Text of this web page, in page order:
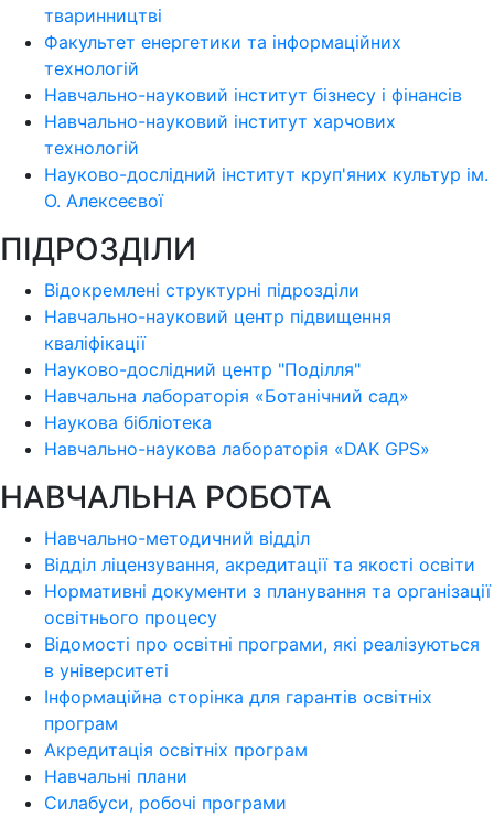
тваринництві
Факультет енергетики та інформаційних
технологій
Навчально-науковий інститут бізнесу і фінансів
Навчально-науковий інститут харчових
технологій
Науково-дослідний інститут круп'яних культур ім.
О. Алексеєвої
ПІДРОЗДІЛИ
Відокремлені структурні підрозділи
Навчально-науковий центр підвищення
кваліфікації
Науково-дослідний центр "Поділля"
Навчальна лабораторія «Ботанічний сад»
Наукова бібліотека
Навчально-наукова лабораторія «DAK GPS»
НАВЧАЛЬНА РОБОТА
Навчально-методичний відділ
Відділ ліцензування, акредитації та якості освіти
Нормативні документи з планування та організації
освітнього процесу
Відомості про освітні програми, які реалізуються
в університеті
Інформаційна сторінка для гарантів освітніх
програм
Акредитація освітніх програм
Навчальні плани
Силабуси, робочі програми